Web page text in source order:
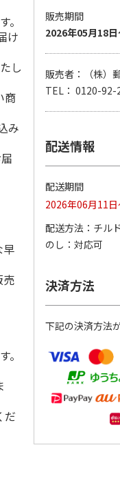
物応援
北海道産 おつま
つぶ貝 1袋
1,000円
け
し
商
み
早
売
。
だ
販売期間
2026年05月18
販売者：（株）
TEL： 0120-92-
配送情報
配送期間
2026年06月11
配送方法
チルド
のし
対応可
決済方法
下記の決済方法